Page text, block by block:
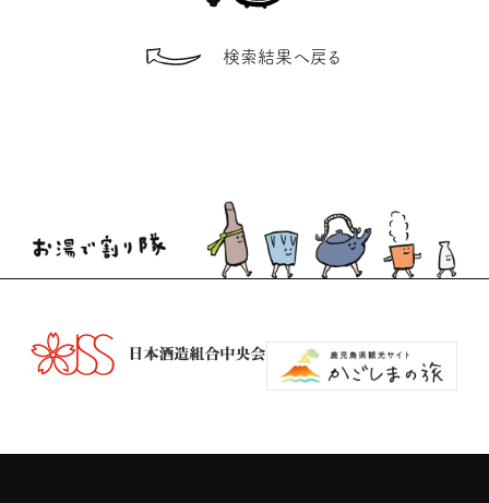
検索結果へ戻る